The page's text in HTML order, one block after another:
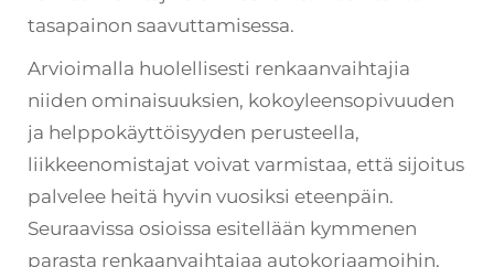
tasapainon saavuttamisessa.
Arvioimalla huolellisesti renkaanvaihtajia
niiden ominaisuuksien, kokoyleensopivuuden
ja helppokäyttöisyyden perusteella,
liikkeenomistajat voivat varmistaa, että sijoitus
palvelee heitä hyvin vuosiksi eteenpäin.
Seuraavissa osioissa esitellään kymmenen
parasta renkaanvaihtajaa autokorjaamoihin,